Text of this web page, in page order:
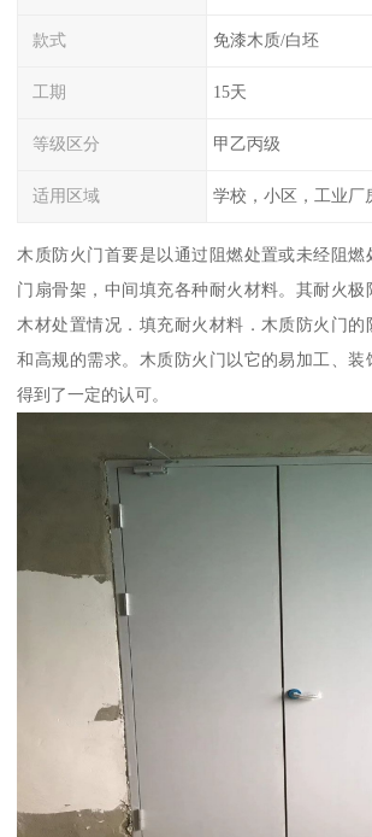
款式 免漆木质/白坯
工期 15天
等级区分 甲乙丙级
适用区域 学校，小区，工业厂
木质防火门首要是以通过阻燃处置或未经阻燃
门扇骨架，中间填充各种耐火材料。其耐火
木材处置情况．填充耐火材料．木质防火门的
和高规的需求。木质防火门以它的易加工、装
得到了一定的认可。